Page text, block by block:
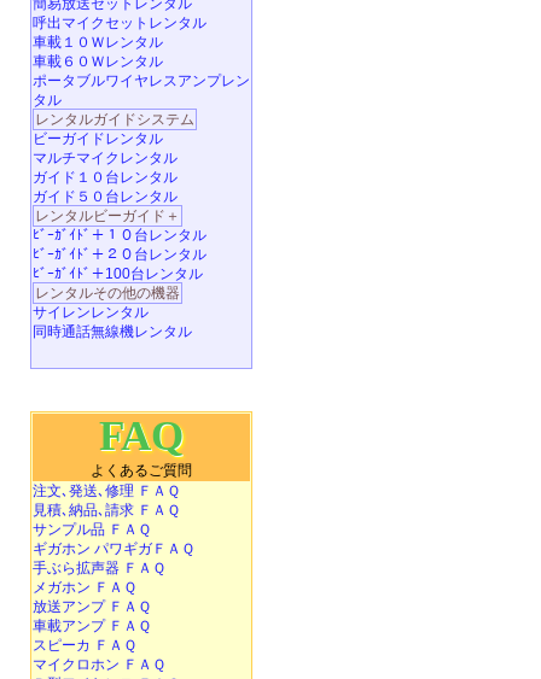
簡易放送セットレンタル
呼出マイクセットレンタル
車載１０Ｗレンタル
車載６０Ｗレンタル
ポータブルワイヤレスアンプレン
タル
レンタルガイドシステム
ビーガイドレンタル
マルチマイクレンタル
ガイド１０台レンタル
ガイド５０台レンタル
レンタルビーガイド＋
ﾋﾞｰｶﾞｲﾄﾞ＋１０台レンタル
ﾋﾞｰｶﾞｲﾄﾞ＋２０台レンタル
ﾋﾞｰｶﾞｲﾄﾞ＋100台レンタル
レンタルその他の機器
サイレンレンタル
同時通話無線機レンタル
FAQ
よくあるご質問
注文､発送､修理 ＦＡＱ
見積､納品､請求 ＦＡＱ
サンプル品 ＦＡＱ
ギガホン パワギガＦＡＱ
手ぶら拡声器 ＦＡＱ
メガホン ＦＡＱ
放送アンプ ＦＡＱ
車載アンプ ＦＡＱ
スピーカ ＦＡＱ
マイクロホン ＦＡＱ